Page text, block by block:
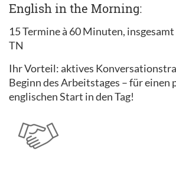
English in the Morning:
15 Termine à 60 Minuten, insgesamt
TN
Ihr Vorteil: aktives
Beginn des Arbeitstages – für einen
englischen Start in den Tag!